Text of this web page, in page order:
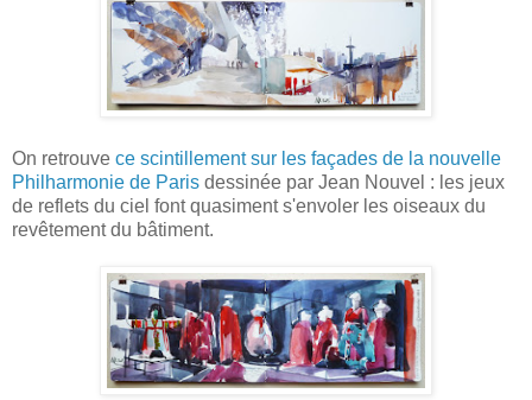
On retrouve ce scintillement sur les façades de la nouvelle
Philharmonie de Paris dessinée par Jean Nouvel : les jeux
de reflets du ciel font quasiment s'envoler les oiseaux du
revêtement du bâtiment.